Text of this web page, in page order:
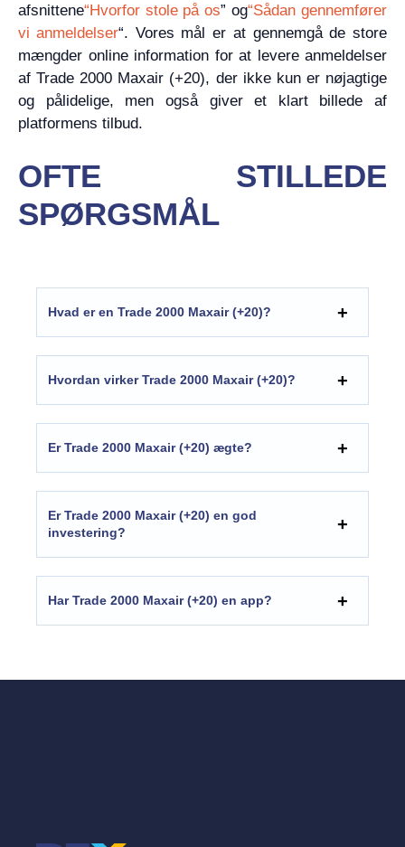
afsnittene“Hvorfor stole på os” og“Sådan gennemfører
vi anmeldelser“. Vores mål er at gennemgå de store
mængder online information for at levere anmeldelser
af Trade 2000 Maxair (+20), der ikke kun er nøjagtige
og pålidelige, men også giver et klart billede af
platformens tilbud.
OFTE STILLEDE
SPØRGSMÅL
Hvad er en Trade 2000 Maxair (+20)?
Hvordan virker Trade 2000 Maxair (+20)?
Er Trade 2000 Maxair (+20) ægte?
Er Trade 2000 Maxair (+20) en god
investering?
Har Trade 2000 Maxair (+20) en app?